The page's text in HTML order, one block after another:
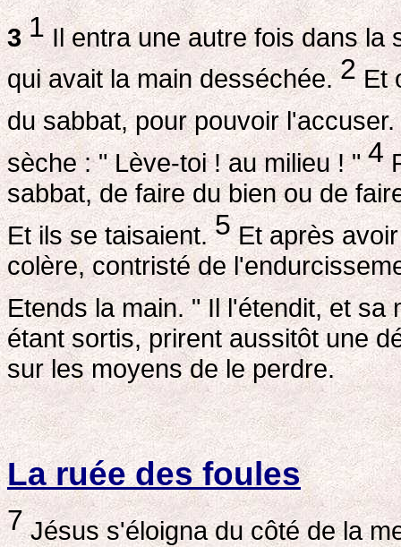
3 1Il entra une autre fois dans la
qui avait la main desséchée.2 Et
du sabbat, pour pouvoir l'accuser.
sèche : " Lève-toi ! au milieu ! "4
sabbat, de faire du bien ou de
Et ils se taisaient.5Et après
colère, contristé de
Etends la main. " Il l'étendit, et
étant sortis, prirent aussitôt une
sur les moyens de le perdre.
La ruée des foules
7Jésus s'éloigna du côté de la